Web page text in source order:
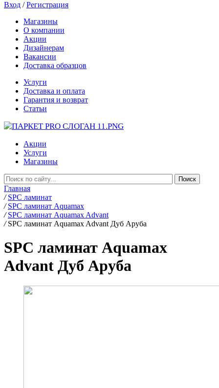
Вход /Регистрация
Магазины
О компании
Акции
Дизайнерам
Вакансии
Доставка образцов
Услуги
Доставка и оплата
Гарантия и возврат
Статьи
Акции
Услуги
Магазины
Главная
/ SPC ламинат
/ SPC ламинат Aquamax
/ SPC ламинат Aquamax Advant
/ SPC ламинат Aquamax Advant Дуб Аруба
SPC ламинат Aquamax
Advant Дуб Аруба